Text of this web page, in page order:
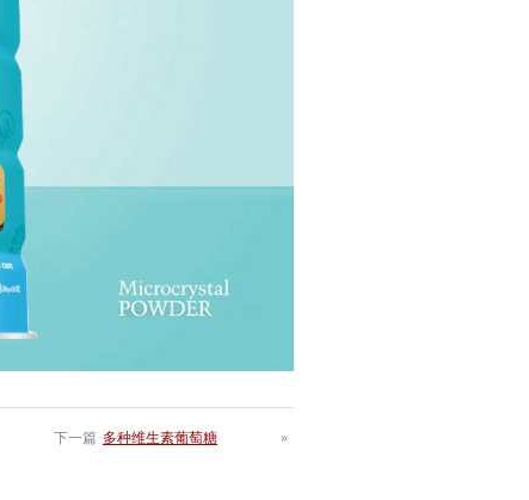
下一篇 多种维生素葡萄糖 »